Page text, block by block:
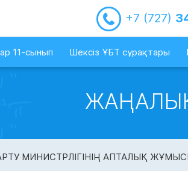
+7 (727)
11-сынып Шексіз ҰБТ сұрақтары
МИНИСТРЛІГІНІҢ АПТАЛЫҚ